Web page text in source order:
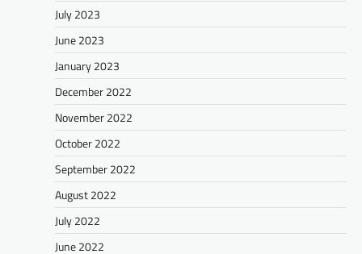
July 2023
June 2023
January 2023
December 2022
November 2022
October 2022
September 2022
August 2022
July 2022
June 2022